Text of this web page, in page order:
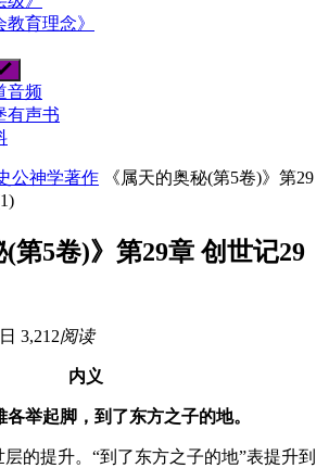
教育理念》
音频
有声书
公神学著作
《属天的奥秘(第5卷)》第29
(第5卷)》第29章 创世记29
3,212阅读
内义
各举起脚，到了东方之子的地。
的提升。“到了东方之子的地”表提升到